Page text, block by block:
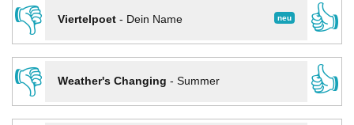
👎
neu
Viertelpoet- Dein Name
👍
👎
Weather's Changing - Summer
👍